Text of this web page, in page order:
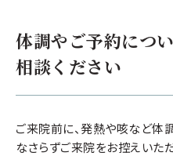
体調やご予約につ
相談ください
ご来院前に、発熱や咳など体
なさらずご来院をお控えいた